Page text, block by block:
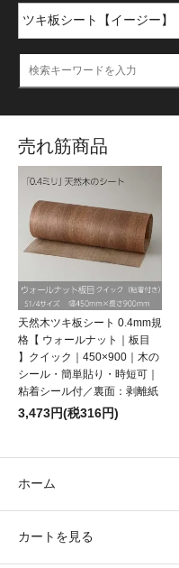
売れ筋商品
天然木ツキ板シート 0.4mm規
格【 ウォールナット｜板目
】クイック｜450×900｜木の
シール・簡単貼り・時短可｜
粘着シール付／裏面：剥離紙
3,473円(税316円)
ホーム
カートを見る